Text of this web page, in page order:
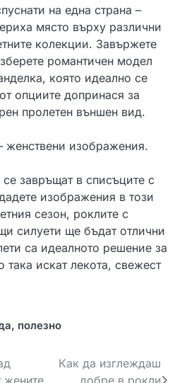
на една страна –
място върху различни
колекции. Завържете
романтичен модел
която идеално се
опциите допринася за
пролетен външен вид.
женствени изображения.
завръщат в списъците с
изображения в този
сезон, роклите с
силуети ще бъдат отлични
са идеалното решение за
искат лекота, свежест
, полезно
Как да изглеждаш